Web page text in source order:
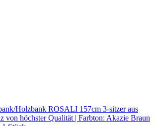
Holzbank ROSALI 157cm 3-sitzer aus
von höchster Qualität | Farbton: Akazie Braun